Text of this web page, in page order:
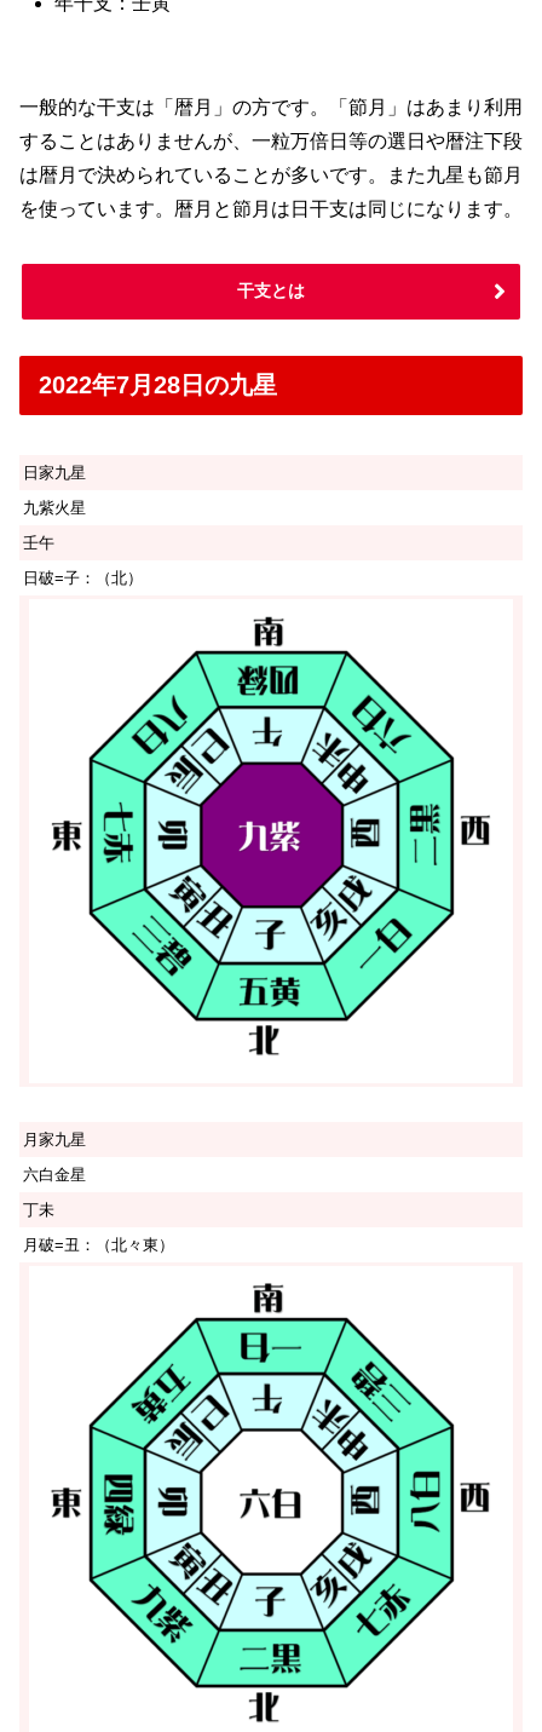
一般的な干支は「暦月」の方です。「節月」はあまり利用
することはありませんが、一粒万倍日等の選日や暦注下段
は暦月で決められていることが多いです。また九星も節月
を使っています。暦月と節月は日干支は同じになります。
干支とは
2022年7月28日の九星
日家九星
九紫火星
壬午
日破=子：（北）
月家九星
六白金星
丁未
月破=丑：（北々東）